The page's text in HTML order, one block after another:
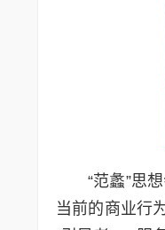
“范蠡”思
当前的商业行